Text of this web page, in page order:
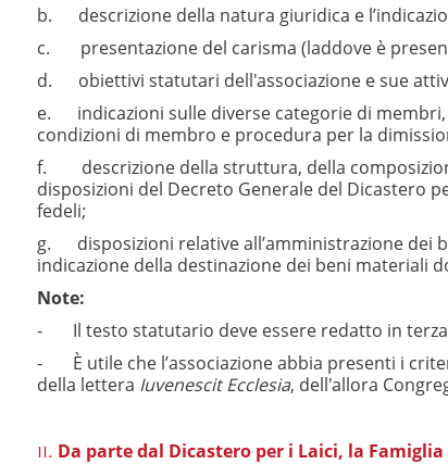
b. descrizione della natura giuridica e
c. presentazione del carisma (laddove è
d. obiettivi statutari dell'associazione e sue
e. indicazioni sulle diverse categorie di membri,
condizioni di membro e procedura per la
f. descrizione della struttura, della
disposizioni del Decreto Generale del Dicastero
fedeli;
g. disposizioni relative all’amministrazione dei
indicazione della destinazione dei beni materiali
Note:
- Il testo statutario deve essere redatto in terza
- È utile che l’associazione abbia presenti i
della lettera Iuvenescit Ecclesia, dell'allora
II. Da parte dal Dicastero per i Laici, la Famiglia